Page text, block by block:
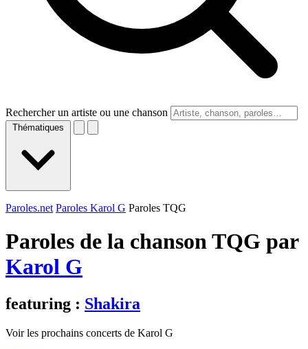
Rechercher un artiste ou une chanson
Thématiques
Paroles.net Paroles Karol G Paroles TQG
Paroles de la chanson TQG par
Karol G
featuring : Shakira
Voir les prochains concerts de Karol G